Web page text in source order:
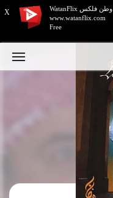
X
وطن فلكس WatanFlix
www.watanflix.com
Free